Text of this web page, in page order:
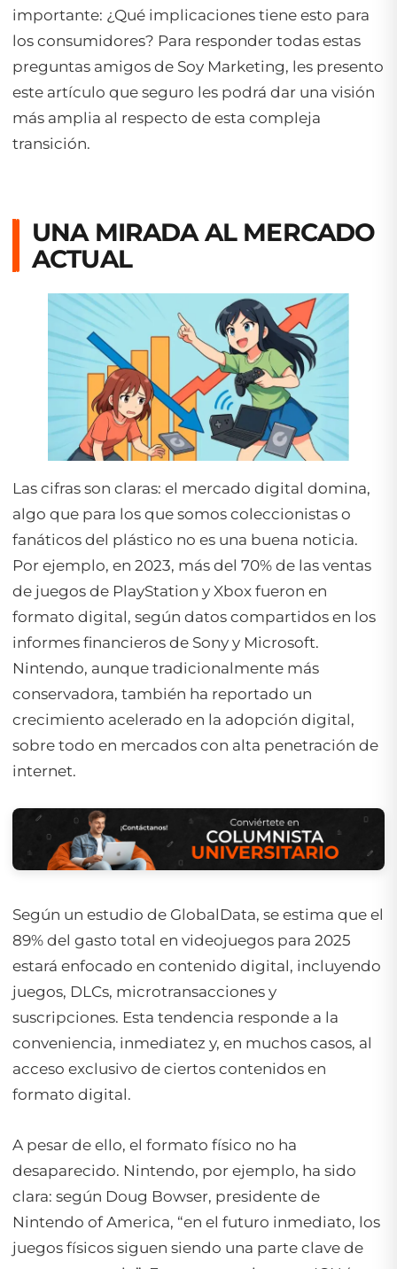
importante: ¿Qué implicaciones tiene esto para
los consumidores? Para responder todas estas
preguntas amigos de Soy Marketing, les presento
este artículo que seguro les podrá dar una visión
más amplia al respecto de esta compleja
transición.
UNA MIRADA AL MERCADO
ACTUAL
Las cifras son claras: el mercado digital domina,
algo que para los que somos coleccionistas o
fanáticos del plástico no es una buena noticia.
Por ejemplo, en 2023, más del 70% de las ventas
de juegos de PlayStation y Xbox fueron en
formato digital, según datos compartidos en los
informes financieros de Sony y Microsoft.
Nintendo, aunque tradicionalmente más
conservadora, también ha reportado un
crecimiento acelerado en la adopción digital,
sobre todo en mercados con alta penetración de
internet.
Según un estudio de GlobalData, se estima que el
89% del gasto total en videojuegos para 2025
estará enfocado en contenido digital, incluyendo
juegos, DLCs, microtransacciones y
suscripciones. Esta tendencia responde a la
conveniencia, inmediatez y, en muchos casos, al
acceso exclusivo de ciertos contenidos en
formato digital.
A pesar de ello, el formato físico no ha
desaparecido. Nintendo, por ejemplo, ha sido
clara: según Doug Bowser, presidente de
Nintendo of America, “en el futuro inmediato, los
juegos físicos siguen siendo una parte clave de